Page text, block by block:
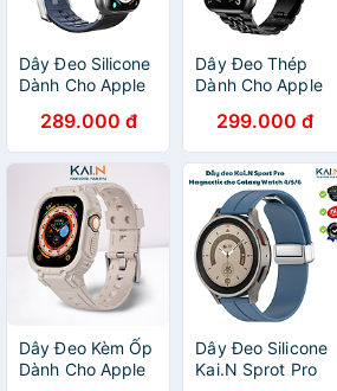
Dây Đeo Silicone
Dành Cho Apple
Apple Watch
Series, Kai.N
Sport Buckle
Color Band-
Hàng Chính Hãng
289.000 đ
Dây Đeo Thép
Dành Cho Apple
Apple Watch
Series, Kai.N
DouBead Steel
Band - Hàng
Chính Hãng
299.000 đ
Dây Đeo Kèm Ốp
Dành Cho Apple
Dây Đeo Silicone
Kai.N Sprot Pro